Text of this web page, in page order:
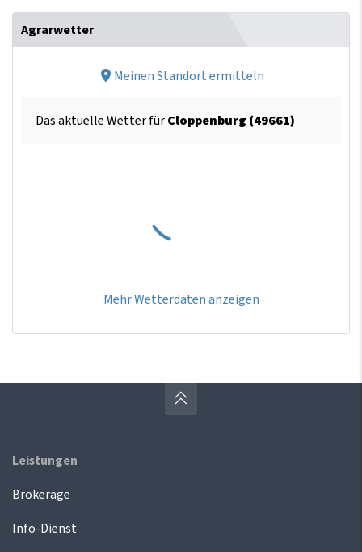
Agrarwetter
Meinen Standort ermitteln
Das aktuelle Wetter fürCloppenburg (49661)
Mehr Wetterdaten anzeigen
Leistungen
Brokerage
Info-Dienst